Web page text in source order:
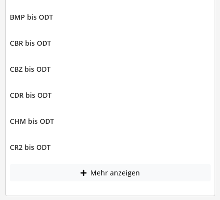
BMP bis ODT
CBR bis ODT
CBZ bis ODT
CDR bis ODT
CHM bis ODT
CR2 bis ODT
Mehr anzeigen